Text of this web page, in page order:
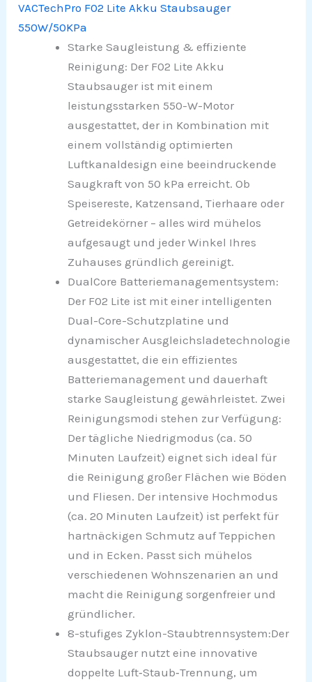
VACTechPro F02 Lite Akku Staubsauger
550W/50KPa
Starke Saugleistung & effiziente
Reinigung: Der F02 Lite Akku
Staubsauger ist mit einem
leistungsstarken 550-W-Motor
ausgestattet, der in Kombination mit
einem vollständig optimierten
Luftkanaldesign eine beeindruckende
Saugkraft von 50 kPa erreicht. Ob
Speisereste, Katzensand, Tierhaare oder
Getreidekörner – alles wird mühelos
aufgesaugt und jeder Winkel Ihres
Zuhauses gründlich gereinigt.
DualCore Batteriemanagementsystem:
Der F02 Lite ist mit einer intelligenten
Dual-Core-Schutzplatine und
dynamischer Ausgleichsladetechnologie
ausgestattet, die ein effizientes
Batteriemanagement und dauerhaft
starke Saugleistung gewährleistet. Zwei
Reinigungsmodi stehen zur Verfügung:
Der tägliche Niedrigmodus (ca. 50
Minuten Laufzeit) eignet sich ideal für
die Reinigung großer Flächen wie Böden
und Fliesen. Der intensive Hochmodus
(ca. 20 Minuten Laufzeit) ist perfekt für
hartnäckigen Schmutz auf Teppichen
und in Ecken. Passt sich mühelos
verschiedenen Wohnszenarien an und
macht die Reinigung sorgenfreier und
gründlicher.
8-stufiges Zyklon-Staubtrennsystem:Der
Staubsauger nutzt eine innovative
doppelte Luft‑Staub‑Trennung, um